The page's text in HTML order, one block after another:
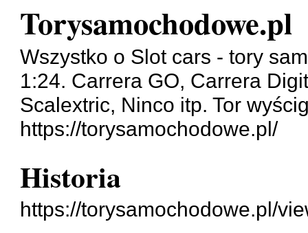
Torysamochodowe.pl
Wszystko o Slot cars - tory
1:24. Carrera GO, Carrera
Scalextric, Ninco itp. Tor
https://torysamochodowe.pl/
Historia
https://torysamochodowe.pl/